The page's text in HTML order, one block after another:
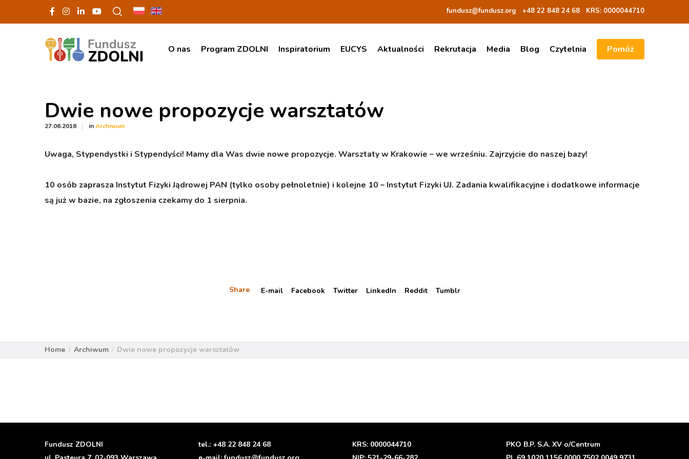
fundusz@fundusz.org +48 22 848 24 68 KRS: 0000044710
O nas Program ZDOLNI Inspiratorium EUCYS Aktualności Rekrutacja Media Blog Czytelnia Pomóż
Dwie nowe propozycje warsztatów
27.06.2018 inArchiwum
Uwaga, Stypendystki i Stypendyści! Mamy dla Was dwie nowe propozycje. Warsztaty w Krakowie – we wrześniu. Zajrzyjcie do naszej bazy!
10 osób zaprasza Instytut Fizyki Jądrowej PAN (tylko osoby pełnoletnie) i kolejne 10 – Instytut Fizyki UJ. Zadania kwalifikacyjne i dodatkowe informacje
są już w bazie, na zgłoszenia czekamy do 1 sierpnia.
Share E-mail Facebook Twitter LinkedIn Reddit Tumblr
Home Archiwum Dwie nowe propozycje warsztatów
Fundusz ZDOLNI
tel.: +48 22 848 24 68
KRS: 0000044710
PKO B.P. S.A. XV o/Centrum